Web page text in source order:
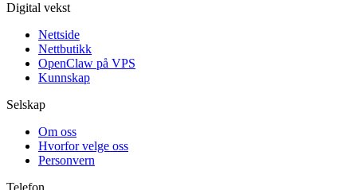
Digital vekst
Nettside
Nettbutikk
OpenClaw på VPS
Kunnskap
Selskap
Om oss
Hvorfor velge oss
Personvern